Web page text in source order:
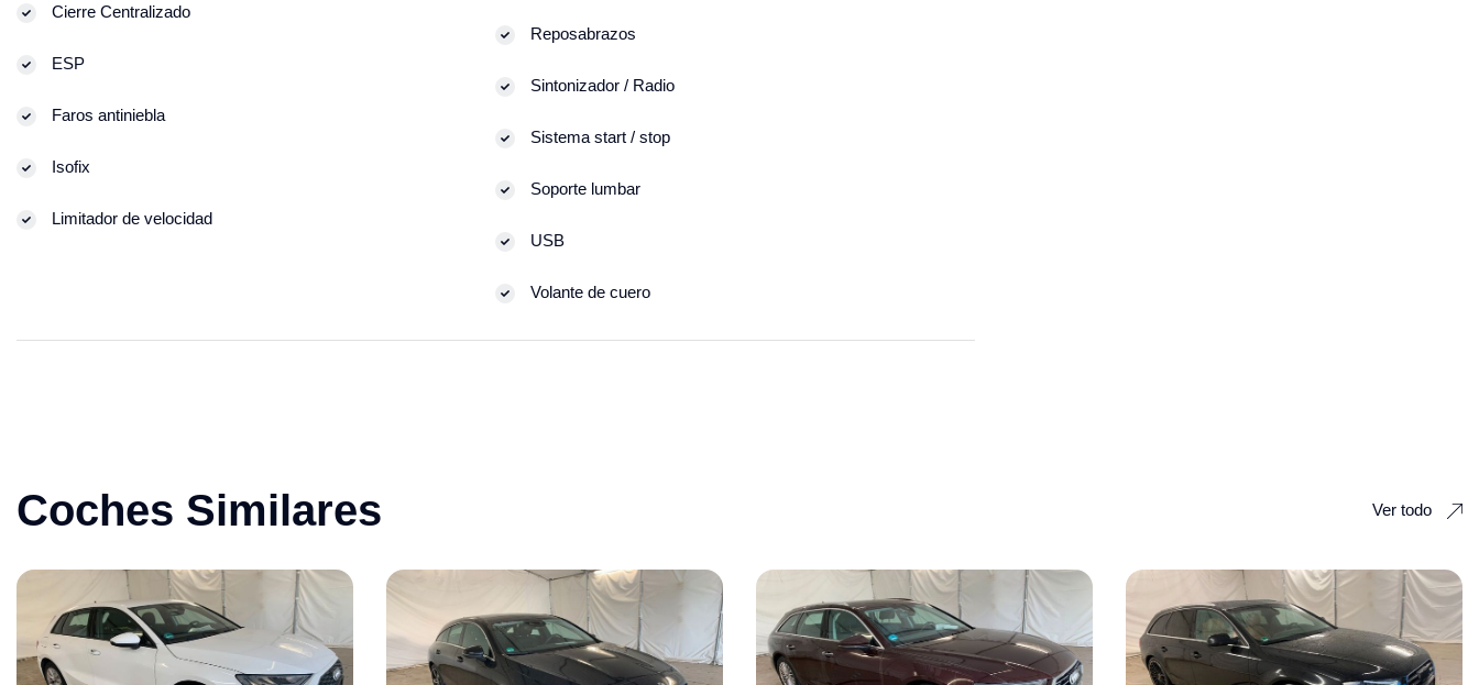
Cierre Centralizado
ESP
Faros antiniebla
Isofix
Limitador de velocidad
Reposabrazos
Sintonizador / Radio
Sistema start / stop
Soporte lumbar
USB
Volante de cuero
Coches Similares Ver todo